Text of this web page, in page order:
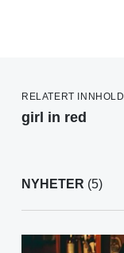
RELATERT INNHOLD
girl in red
NYHETER (5)